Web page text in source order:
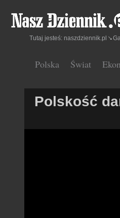
Polska Świat
Tutaj jesteś: naszdziennik.pl
Polskość